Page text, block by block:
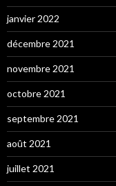
janvier 2022
décembre 2021
novembre 2021
octobre 2021
septembre 2021
août 2021
juillet 2021